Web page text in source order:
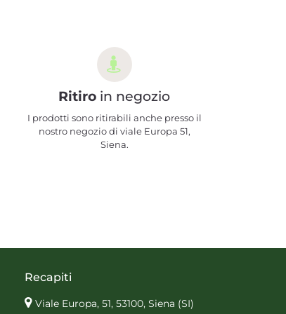
Ritiro in negozio
I prodotti sono ritirabili anche presso il
nostro negozio di viale Europa 51,
Siena.
Recapiti
Viale Europa, 51, 53100, Siena (SI)